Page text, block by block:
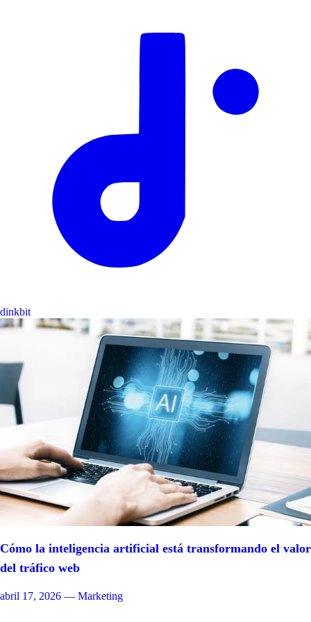
dinkbit
Cómo la inteligencia artificial está transformando el valor
del tráfico web
abril 17, 2026 — Marketing